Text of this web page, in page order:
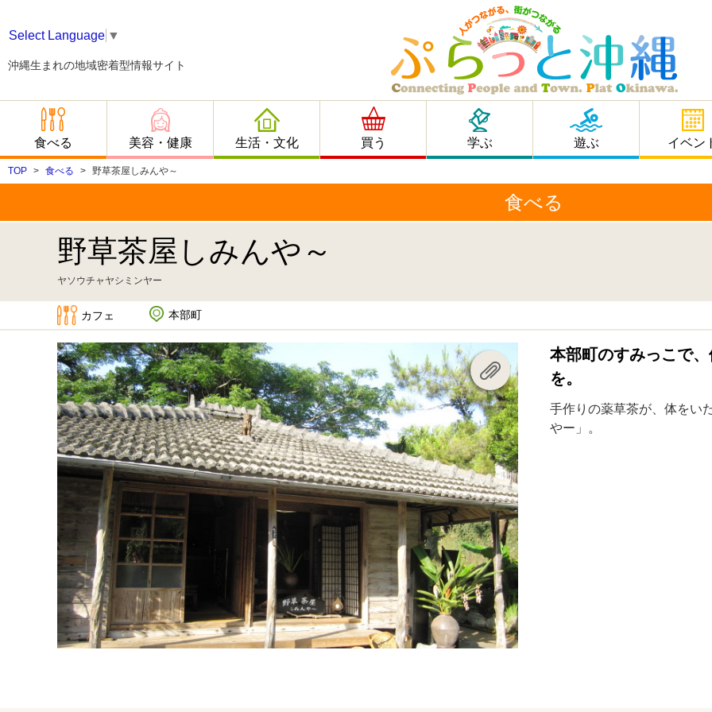
Select Language ▼
沖縄生まれの地域密着型情報サイト
食べる 美容・健康 生活・文化 買う 学ぶ 遊ぶ イベン
TOP 食べる 野草茶屋しみんや～
食べる
野草茶屋しみんや～
ヤソウチャヤシミンヤー
カフェ 本部町
本部町のすみっこで
を。
手作りの薬草茶が、体をい
やー」。